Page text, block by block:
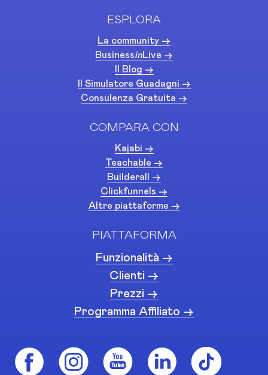
ESPLORA
La community ->
BusinessinLive ->
Il Blog ->
Il Simulatore Guadagni ->
Consulenza Gratuita ->
COMPARA CON
Kajabi ->
Teachable ->
Builderall ->
Clickfunnels ->
Altre piattaforme ->
PIATTAFORMA
Funzionalità ->
Clienti ->
Prezzi ->
Programma Affiliato ->